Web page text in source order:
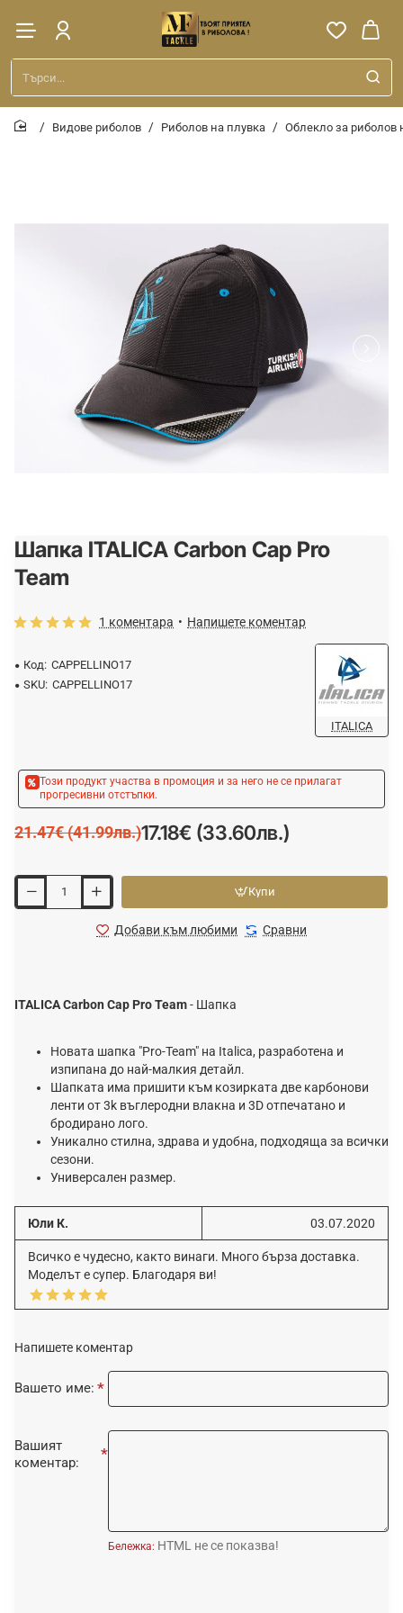
Търси...
Видове риболов Риболов на плувка Облекло за риболов
-20%
Шапка ITALICA Carbon Cap Pro
Team
Код: CAPPELLINO17
SKU: CAPPELLINO17
ITALICA
1 коментара • Напишете коментар
Този продукт участва в промоция и за него не се прилагат
прогресивни отстъпки.
17.18€ (33.60лв.)
21.47€ (41.99лв.)
Купи
Добави към любими Сравни
ITALICA Carbon Cap Pro Team- Шапка
Новата шапка "Pro-Team" на Italica, разработена и
изпипана до най-малкия детайл.
Шапката има пришити към козирката две карбонови
ленти от 3k въглеродни влакна и 3D отпечатано и
бродирано лого.
Уникално стилна, здрава и удобна, подходяща за всички
сезони.
Универсален размер.
Юли К. 03.07.2020
Всичко е чудесно, както винаги. Много бърза доставка.
Моделът е супер. Благодаря ви!
Напишете коментар
Вашето име:
Вашият
коментар:
Бележка: HTML не се показва!